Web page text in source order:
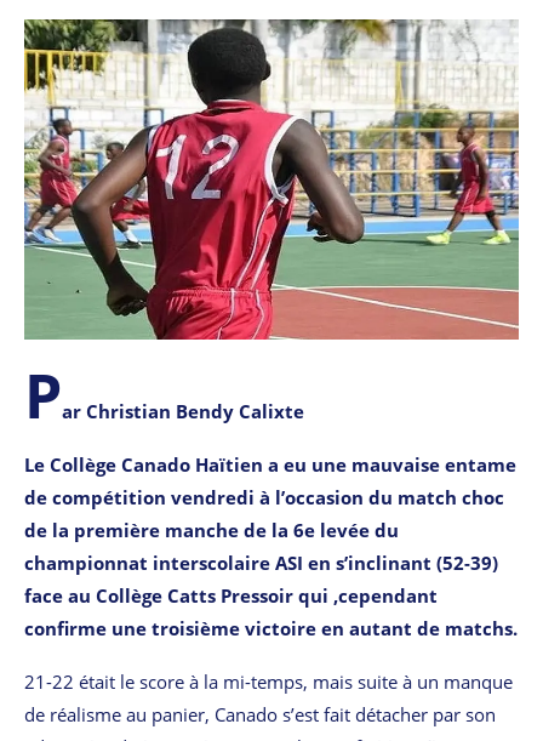
Par Christian Bendy Calixte
Le Collège Canado Haïtien a eu une mauvaise entame
de compétition vendredi à l’occasion du match choc
de la première manche de la 6e levée du
championnat interscolaire ASI en s’inclinant (52-39)
face au Collège Catts Pressoir qui ,cependant
confirme une troisième victoire en autant de matchs.
21-22 était le score à la mi-temps, mais suite à un manque
de réalisme au panier, Canado s’est fait détacher par son